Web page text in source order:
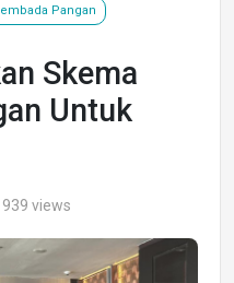
Pangan
Skema
Untuk
views